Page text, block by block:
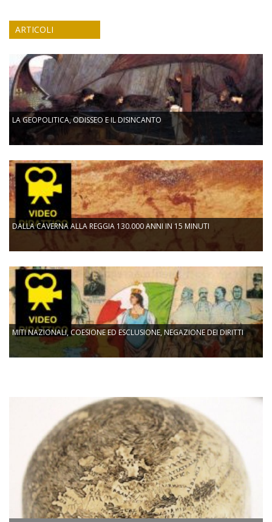
ARTICOLI
LA GEOPOLITICA, ODISSEO E IL DISINCANTO
DALLA CAVERNA ALLA REGGIA 130.000 ANNI IN 15 MINUTI
MITI NAZIONALI, COESIONE ED ESCLUSIONE, NEGAZIONE DEI DIRITTI